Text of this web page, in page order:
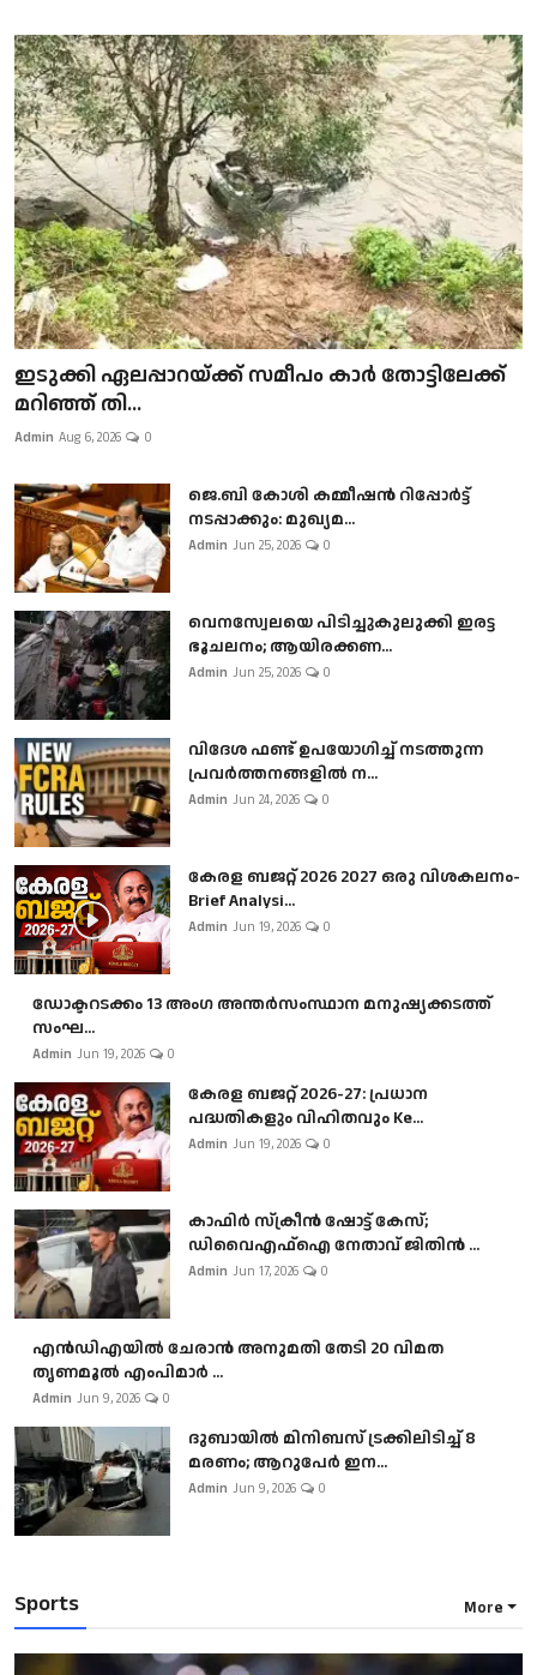
ഇടുക്കി ഏലപ്പാറയ്ക്ക് സമീപം കാർ തോട്ടിലേക്ക്
മറിഞ്ഞ് തി...
Admin Aug 6, 2026 0
ജെ.ബി കോശി കമ്മീഷൻ റിപ്പോർട്ട്
നടപ്പാക്കും: മുഖ്യമ...
Admin Jun 25, 2026 0
വെനസ്വേലയെ പിടിച്ചുകുലുക്കി ഇരട്ട
ഭൂചലനം; ആയിരക്കണ...
Admin Jun 25, 2026 0
വിദേശ ഫണ്ട് ഉപയോഗിച്ച് നടത്തുന്ന
പ്രവർത്തനങ്ങളിൽ ന...
Admin Jun 24, 2026 0
കേരള ബജറ്റ് 2026 2027 ഒരു വിശകലനം-
Brief Analysi...
Admin Jun 19, 2026 0
ഡോക്ടറടക്കം 13 അംഗ അന്തർസംസ്ഥാന മനുഷ്യക്കടത്ത്
സംഘ...
Admin Jun 19, 2026 0
കേരള ബജറ്റ് 2026-27: പ്രധാന
പദ്ധതികളും വിഹിതവും Ke...
Admin Jun 19, 2026 0
കാഫിർ സ്‌ക്രീൻ ഷോട്ട് കേസ്;
ഡിവൈഎഫ്ഐ നേതാവ് ജിതിൻ ...
Admin Jun 17, 2026 0
എൻഡിഎയിൽ ചേരാൻ അനുമതി തേടി 20 വിമത
തൃണമൂൽ എംപിമാർ ...
Admin Jun 9, 2026 0
ദുബായിൽ മിനിബസ്​ ട്രക്കിലിടിച്ച് 8
മരണം; ആറുപേർ ഇന...
Admin Jun 9, 2026 0
Sports More